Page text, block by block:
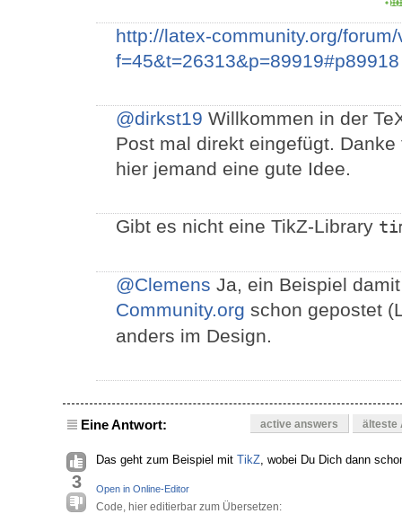
http://latex-community.org/
f=45&t=26313&p=89919#p89918
@dirkst19 Willkommen in der
Post mal direkt eingefügt.
hier jemand eine gute Idee.
Gibt es nicht eine TikZ-Library
@Clemens Ja, ein Beispiel
Community.org schon gepostet
anders im Design.
Eine Antwort: active answers älteste
3
Das geht zum Beispiel mit TikZ, wobei Du Dich dann
Open in Online-Editor
Code, hier editierbar zum Übersetzen: